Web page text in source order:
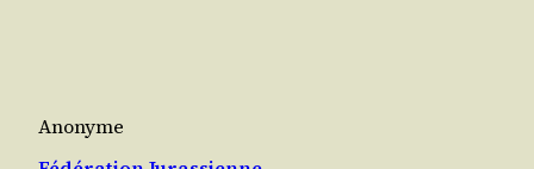
Anonyme